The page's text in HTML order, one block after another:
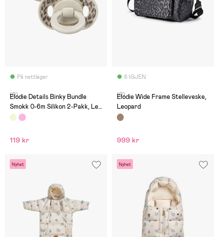
På nettlager
(0)
Elodie Details Binky Bundle
Smokk 0-6m Silikon 2-Pakk, Le
Leopard
119 kr
6 IGJEN
(0)
Elodie Wide Frame Stelleveske,
Leopard
999 kr
Nyhet Nyhet